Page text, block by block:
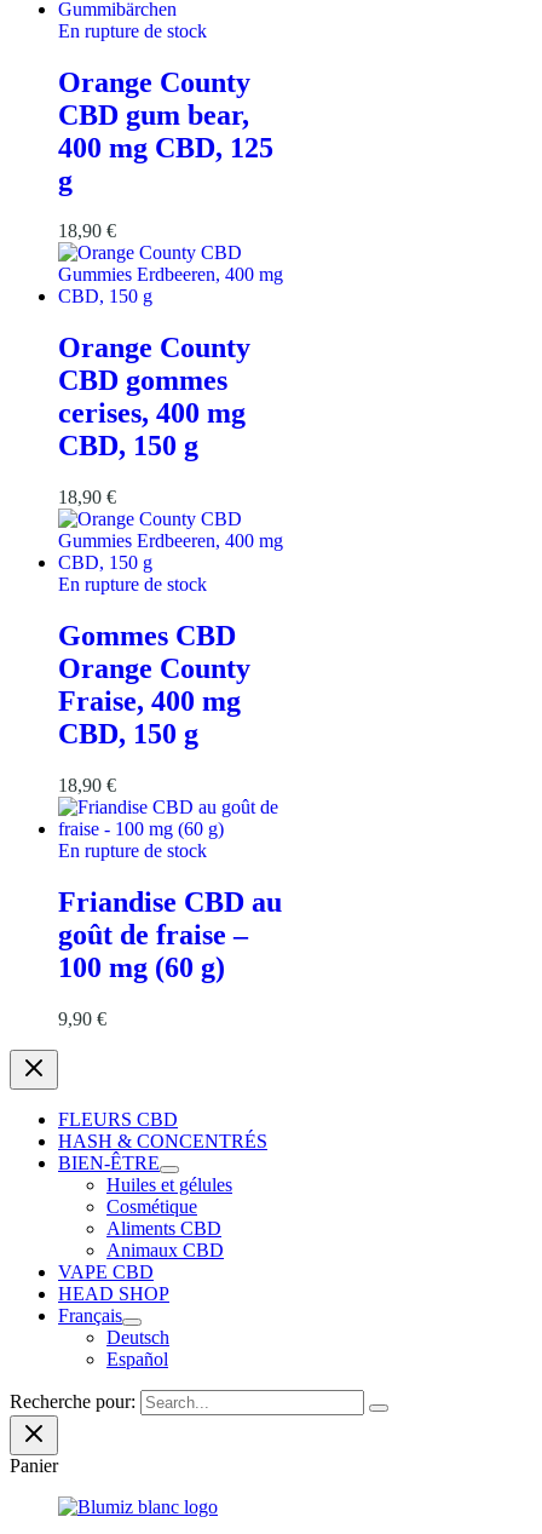
En rupture de stock
Orange County
CBD gum bear,
400 mg CBD, 125
g
18,90 €
Orange County
CBD gommes
cerises, 400 mg
CBD, 150 g
18,90 €
En rupture de stock
Gommes CBD
Orange County
Fraise, 400 mg
CBD, 150 g
18,90 €
En rupture de stock
Friandise CBD au
goût de fraise –
100 mg (60 g)
9,90 €
FLEURS CBD
HASH & CONCENTRÉS
BIEN-ÊTRE
Huiles et gélules
Cosmétique
Aliments CBD
Animaux CBD
VAPE CBD
HEAD SHOP
Français
Deutsch
Español
Recherche pour:
Panier